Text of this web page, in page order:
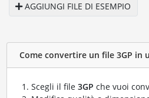
AGGIUNGI FILE DI ESEMPIO
Come convertire un file 3GP in
Scegli il file 3GP che vuoi